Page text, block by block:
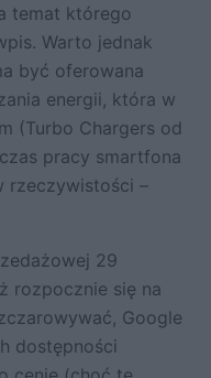
temat którego
Warto jednak
być oferowana
energii, która w
(Turbo Chargers od
pracy smartfona
rzeczywistości –
29
rozpocznie się na
Google
dostępności